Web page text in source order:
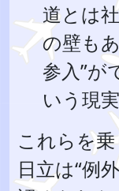
道とは
の壁も
参入”が
いう現
これらを
日立は“例